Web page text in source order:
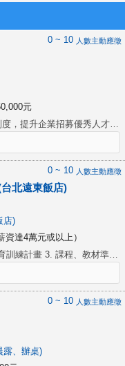
元
0 ~ 10 人數主動應徵
，提升企業招募優秀人才的
2. 規劃人事相關所需表單
司規則辦法異動訊息發佈 4.
有系統的培育員工，強化企
優秀人才，維持企業競爭
北遠東飯店)
店)
達4萬元或以上）
0 ~ 10 人數主動應徵
訓練計畫 3. 課程、教材準備
合作及實習相關行政業務處
課後追蹤 8. 員工活
露、辦桌)
0 ~ 10 人數主動應徵